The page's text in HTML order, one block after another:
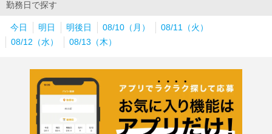
勤務日で探す
今日 明日 明後日 08/10（月）
08/11（火）
08/12（水）
08/13（木）